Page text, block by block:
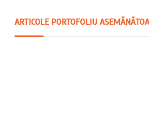
ARTICOLE PORTOFOLIU